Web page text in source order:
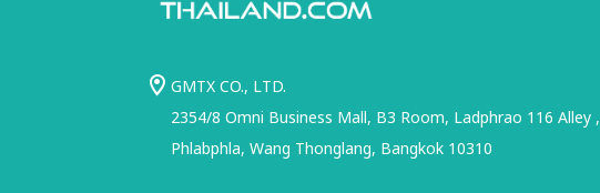
GMTX CO., LTD.
2354/8 Omni Business Mall, B3 Room, Ladphrao 116 Alley ,
Phlabphla, Wang Thonglang, Bangkok 10310